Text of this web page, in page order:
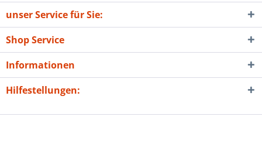
unser Service für Sie:
Shop Service
Informationen
Hilfestellungen: